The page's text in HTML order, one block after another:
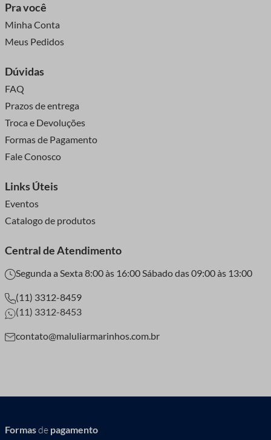
Pra você
Minha Conta
Meus Pedidos
Dúvidas
FAQ
Prazos de entrega
Troca e Devoluções
Formas de Pagamento
Fale Conosco
Links Úteis
Eventos
Catalogo de produtos
Central de Atendimento
Segunda a Sexta 8:00 às 16:00 Sábado das 09:00 às 13:00
(11) 3312-8459
(11) 3312-8453
contato@maluliarmarinhos.com.br
Formasde pagamento